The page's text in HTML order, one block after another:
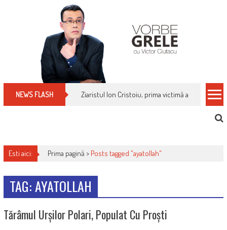
NEWS FLASH Ziaristul Ion Cristoiu, prima victimă a noi
Esti aici: Prima pagină > Posts tagged "ayatollah"
TAG: AYATOLLAH
Tărâmul Urșilor Polari, Populat Cu Proști